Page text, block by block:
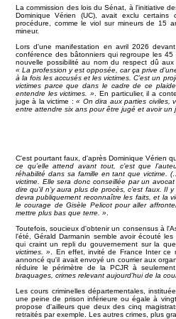
La commission des lois du Sénat, à l'initiative
Dominique Vérien (UC), avait exclu
procédure, comme le viol sur mineurs de 15
mineur.
Lors d'une manifestation en avril 2026
conférence des bâtonniers qui regroupe les
nouvelle possibilité au nom du respect dû
« La profession y est opposée, car ça prive
à la fois les accusés et les victimes. C’est un
victimes parce que dans le cadre de ce
entendre les victimes. »
. En particulier, il a
juge à la victime :« On dira aux parties civiles,
entre attendre six ans pour être jugé et avoir
C'est pourtant faux, d'après Dominique Vérien
ce qu’elle attend avant tout, c’est que
réhabilité dans sa famille en tant que victime.
victime. Elle sera donc conseillée par un
dire qu’il n’y aura plus de procès, c’est faux. Il
devra publiquement reconnaître les faits, et la
le courage de Gisèle Pelicot pour aller
mettre plus bas que terre. »
Toutefois, soucieux d'obtenir un consensus à
l'été, Gérald Darmanin semble avoir écouté
qui craint un repli du gouvernement sur la
victimes. »
. En effet, invité de France Inter
annoncé qu'il avait envoyé un courrier aux
réduire le périmètre de la PCJR à
braquages, crimes relevant aujourd’hui de la
Les cours criminelles départementales,
une peine de prison inférieure ou égale à
propose d'ailleurs que deux des cinq
retraités par exemple. Les autres crimes, plus